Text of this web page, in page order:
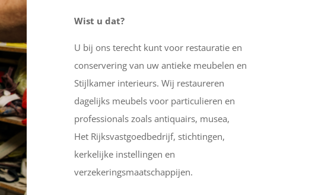
Wist u dat?
U bij ons terecht kunt voor restauratie en
conservering van uw antieke meubelen en
Stijlkamer interieurs. Wij restaureren
dagelijks meubels voor particulieren en
professionals zoals antiquairs, musea,
Het Rijksvastgoedbedrijf, stichtingen,
kerkelijke instellingen en
verzekeringsmaatschappijen.